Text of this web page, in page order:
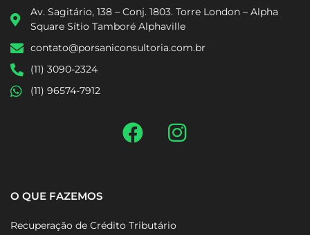
Av. Sagitário, 138 – Conj. 1803. Torre London – Alpha
Square Sítio Tamboré Alphaville
contato@porsaniconsultoria.com.br
(11) 3090-2324
(11) 96574-7912
O QUE FAZEMOS
Recuperação de Crédito Tributário